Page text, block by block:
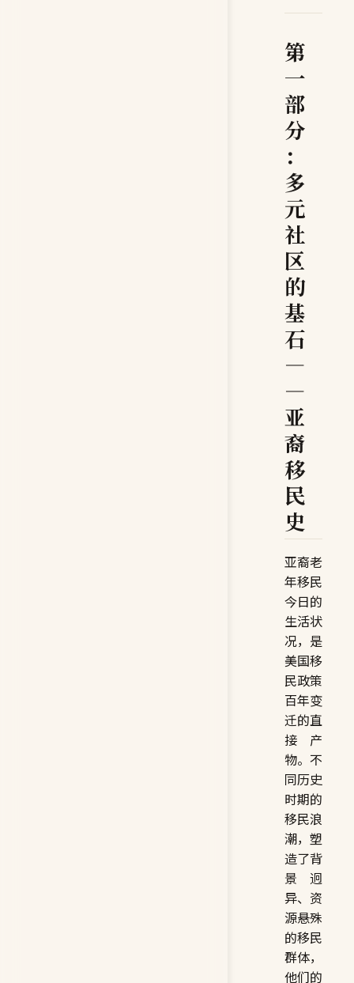
第
一
部
分
：
多
元
社
区
的
基
石
—
—
亚
裔
移
民
史
亚裔老
年移民
今日的
生活状
况，是
美国移
民政策
百年变
迁的直
接产
物。不
同历史
时期的
移民浪
潮，塑
造了背
景迥
异、资
源悬殊
的移民
群体，
他们的